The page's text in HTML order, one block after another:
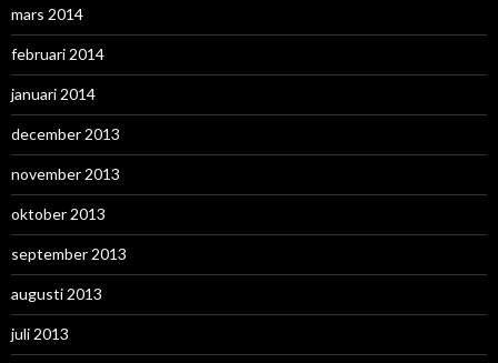
mars 2014
februari 2014
januari 2014
december 2013
november 2013
oktober 2013
september 2013
augusti 2013
juli 2013